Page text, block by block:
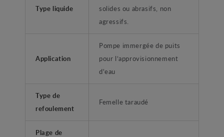
Type liquide
solides ou abrasifs, non
agressifs.
Application
Pompe immergée de puits
pour l’approvisionnement
d'eau
Type de
refoulement
Femelle taraudé
Plage de